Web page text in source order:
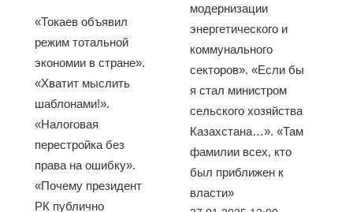
«Токаев объявил
режим тотальной
экономии в стране».
«Хватит мыслить
шаблонами!».
«Налоговая
перестройка без
права на ошибку».
«Почему президент
РК публично
модернизации
энергетического и
коммунального
секторов». «Если бы
я стал министром
сельского хозяйства
Казахстана…». «Там
фамилии всех, кто
был приближен к
власти»